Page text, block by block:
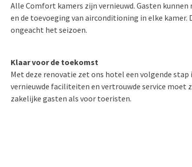
Alle Comfort kamers zijn vernieuwd. Gasten
en de toevoeging van airconditioning in elke
ongeacht het seizoen.
Klaar voor de toekomst
Met deze renovatie zet ons hotel een volgende
vernieuwde faciliteiten en vertrouwde service moet
zakelijke gasten als voor toeristen.